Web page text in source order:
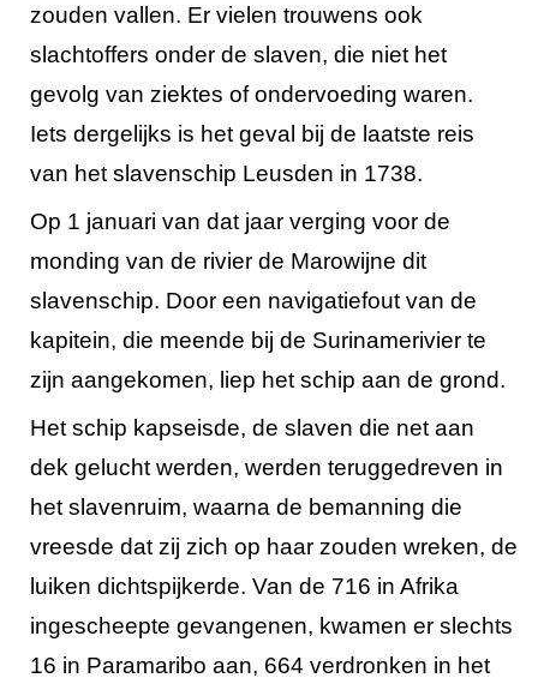
zouden vallen. Er vielen trouwens ook
slachtoffers onder de slaven, die niet het
gevolg van ziektes of ondervoeding waren.
Iets dergelijks is het geval bij de laatste reis
van het slavenschip Leusden in 1738.
Op 1 januari van dat jaar verging voor de
monding van de rivier de Marowijne dit
slavenschip. Door een navigatiefout van de
kapitein, die meende bij de Surinamerivier te
zijn aangekomen, liep het schip aan de grond.
Het schip kapseisde, de slaven die net aan
dek gelucht werden, werden teruggedreven in
het slavenruim, waarna de bemanning die
vreesde dat zij zich op haar zouden wreken, de
luiken dichtspijkerde. Van de 716 in Afrika
ingescheepte gevangenen, kwamen er slechts
16 in Paramaribo aan, 664 verdronken in het